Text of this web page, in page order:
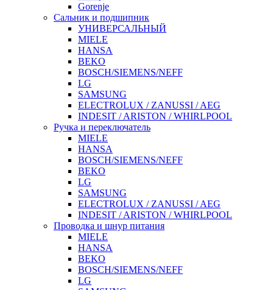
Gorenje
Сальник и подшипник
УНИВЕРСАЛЬНЫЙ
MIELE
HANSA
BEKO
BOSCH/SIEMENS/NEFF
LG
SAMSUNG
ELECTROLUX / ZANUSSI / AEG
INDESIT / ARISTON / WHIRLPOOL
Ручка и переключатель
MIELE
HANSA
BOSCH/SIEMENS/NEFF
BEKO
LG
SAMSUNG
ELECTROLUX / ZANUSSI / AEG
INDESIT / ARISTON / WHIRLPOOL
Проводка и шнур питания
MIELE
HANSA
BEKO
BOSCH/SIEMENS/NEFF
LG